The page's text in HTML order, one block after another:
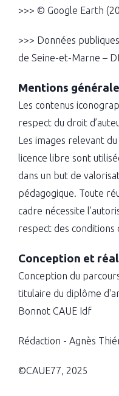
>>> © Google Earth
>>> Données
de Seine-et-Marne –
Mentions
Les contenus
respect du droit
Les images relevant
licence libre sont
dans un but de
pédagogique. Toute
cadre nécessite
respect des conditions
Conception et
Conception du
titulaire du diplôme
Bonnot CAUE Idf
Rédaction - Agnès
©CAUE77, 2025